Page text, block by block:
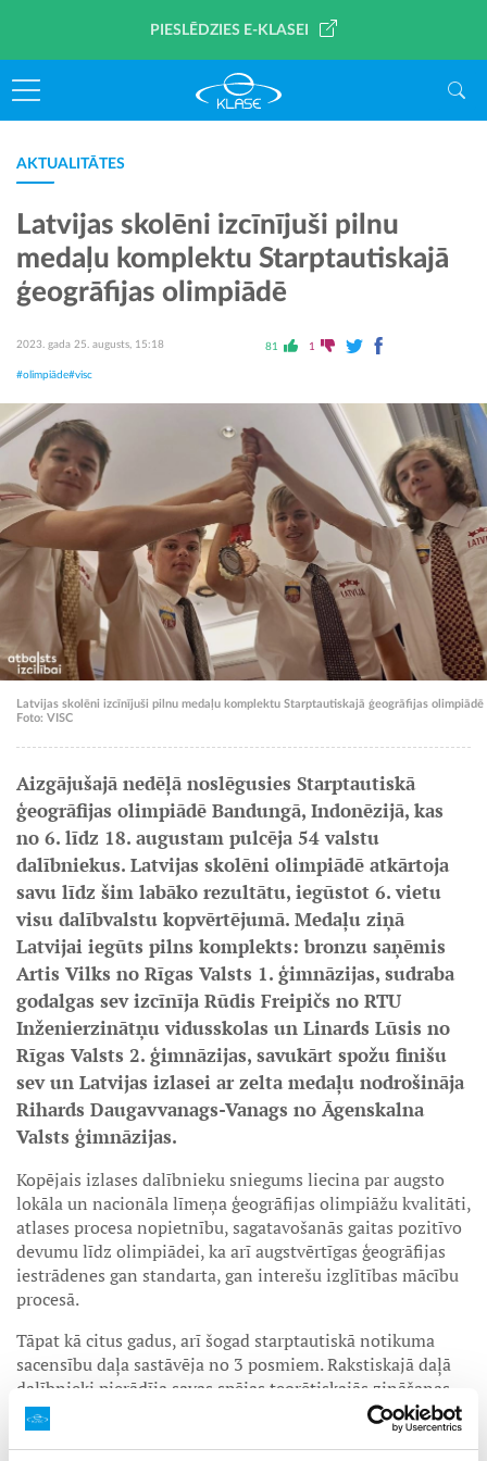
PIESLĒDZIES E-KLASEI
AKTUALITĀTES
Latvijas skolēni izcīnījuši pilnu
medaļu komplektu Starptautiskajā
ģeogrāfijas olimpiādē
2023. gada 25. augusts, 15:18 81 1
#olimpiāde#visc
Latvijas skolēni izcīnījuši pilnu medaļu komplektu Starptautiskajā ģeogrāfijas olimpiādē
Foto: VISC
Aizgājušajā nedēļā noslēgusies Starptautiskā
ģeogrāfijas olimpiādē Bandungā, Indonēzijā, kas
no 6. līdz 18. augustam pulcēja 54 valstu
dalībniekus. Latvijas skolēni olimpiādē atkārtoja
savu līdz šim labāko rezultātu, iegūstot 6. vietu
visu dalībvalstu kopvērtējumā. Medaļu ziņā
Latvijai iegūts pilns komplekts: bronzu saņēmis
Artis Vilks no Rīgas Valsts 1. ģimnāzijas, sudraba
godalgas sev izcīnīja Rūdis Freipičs no RTU
Inženierzinātņu vidusskolas un Linards Lūsis no
Rīgas Valsts 2. ģimnāzijas, savukārt spožu finišu
sev un Latvijas izlasei ar zelta medaļu nodrošināja
Rihards Daugavvanags-Vanags no Āgenskalna
Valsts ģimnāzijas.
Kopējais izlases dalībnieku sniegums liecina par augsto
lokāla un nacionāla līmeņa ģeogrāfijas olimpiāžu kvalitāti,
atlases procesa nopietnību, sagatavošanās gaitas pozitīvo
devumu līdz olimpiādei, ka arī augstvērtīgas ģeogrāfijas
iestrādenes gan standarta, gan interešu izglītības mācību
procesā.
Tāpat kā citus gadus, arī šogad starptautiskā notikuma
sacensību daļa sastāvēja no 3 posmiem. Rakstiskajā daļā
dalībnieki pierādīja savas spējas teorētiskajās zināšanas
cēloņsakarību skaidrošanā, informācijas analīzē un
vispārējās zināšanās. Praktiskajā daļā, lauka un kamerālo